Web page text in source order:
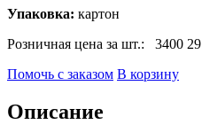
Упаковка: картон
Розничная цена за шт.: 3400
Помочь с заказом В корзину
Описание